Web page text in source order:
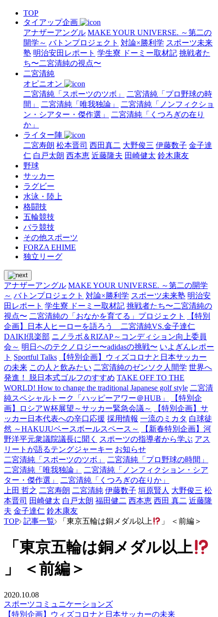
TOP
タイアップ企画
アナザーアングル MAKE YOUR UNIVERSE. ～第二の
開学～ バトンプロジェクト 対論×勝利学 スポーツ未来
塾 明治安田レポート 学生寮 ドーミー取材記 挑戦者た
ち〜二宮清純の視点〜
二宮清純
オピニオン
二宮清純「スポーツのツボ」
二宮清純「プロ野球の時
間」
二宮清純「唯我独論」
二宮清純「ノンフィクショ
ン・シアター・傑作選」
二宮清純「くつろぎの在り
か」
ライター陣
二宮寿朗 松本晋司 西田真二 大野俊三 伊藤数子 金子達
仁 白戸太朗 西本恵 近藤隆夫 田崎健太 鈴木康友
野球
サッカー
ラグビー
水泳・陸上
格闘技
五輪競技
パラ競技
その他スポーツ
FORZA EHIME
独立リーグ
アナザーアングル MAKE YOUR UNIVERSE. ～第二の開学
～ バトンプロジェクト 対論×勝利学 スポーツ未来塾 明治安
田レポート 学生寮 ドーミー取材記 挑戦者たち〜二宮清純の
視点〜 二宮清純の「おなかを育てる」プロジェクト
【特別
企画】日本人ヒーローを語ろう 二宮清純VS.金子達仁
DAIKI倶楽部 ニノラボ＆RIZAP～コンディション向上委員
会～ 明日へのテクノロジー〜adidasの挑戦〜 いよぎんレポー
ト Sportful Talks
【特別企画】ウィズコロナと日本サッカー
の未来 この人と飲みたい 二宮清純のゼンソク人間学 世界へ
発進！ 脱日本式ゴルフのすすめ TAKE OFF TO THE
WORLD! How to change the traditional Japanese golf style 二宮清
純スペシャルトーク「ハッピーアワー＠HUB」
【特別企
画】ロシアＷ杯展望～サッカー緊急会議～
【特別企画】サ
ッカー日本代表への辛口応援 採用情報 一流のミカタ 白球徒
然 ～HAKUJUベースボールスペース～
【新春特別企画】河
野洋平元衆議院議長に聞く
スポーツの指導者から学ぶ アス
リートが語るテングジャーキー お知らせ
二宮清純「スポーツのツボ」
二宮清純「プロ野球の時間」
二宮清純「唯我独論」
二宮清純「ノンフィクション・シア
ター・傑作選」
二宮清純「くつろぎの在りか」
上田 哲之 二宮寿朗 二宮清純 伊藤数子 垣原賢人 大野俊三 松
本晋司 田崎健太 白戸太朗 福田健二 西本恵 西田 真二 近藤隆
夫 金子達仁 鈴木康友
TOP 記事一覧 「東京五輪は銅メダル以上 」 ＜前編＞
「東京五輪は銅メダル以上
」 ＜前編＞
2020.10.08
スポーツコミュニケーションズ
【特別企画】ウィズコロナと日本サッカーの未来